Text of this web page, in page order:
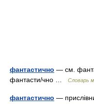
фантастично — см.
фантасти/чно …
Словарь
фантастично —